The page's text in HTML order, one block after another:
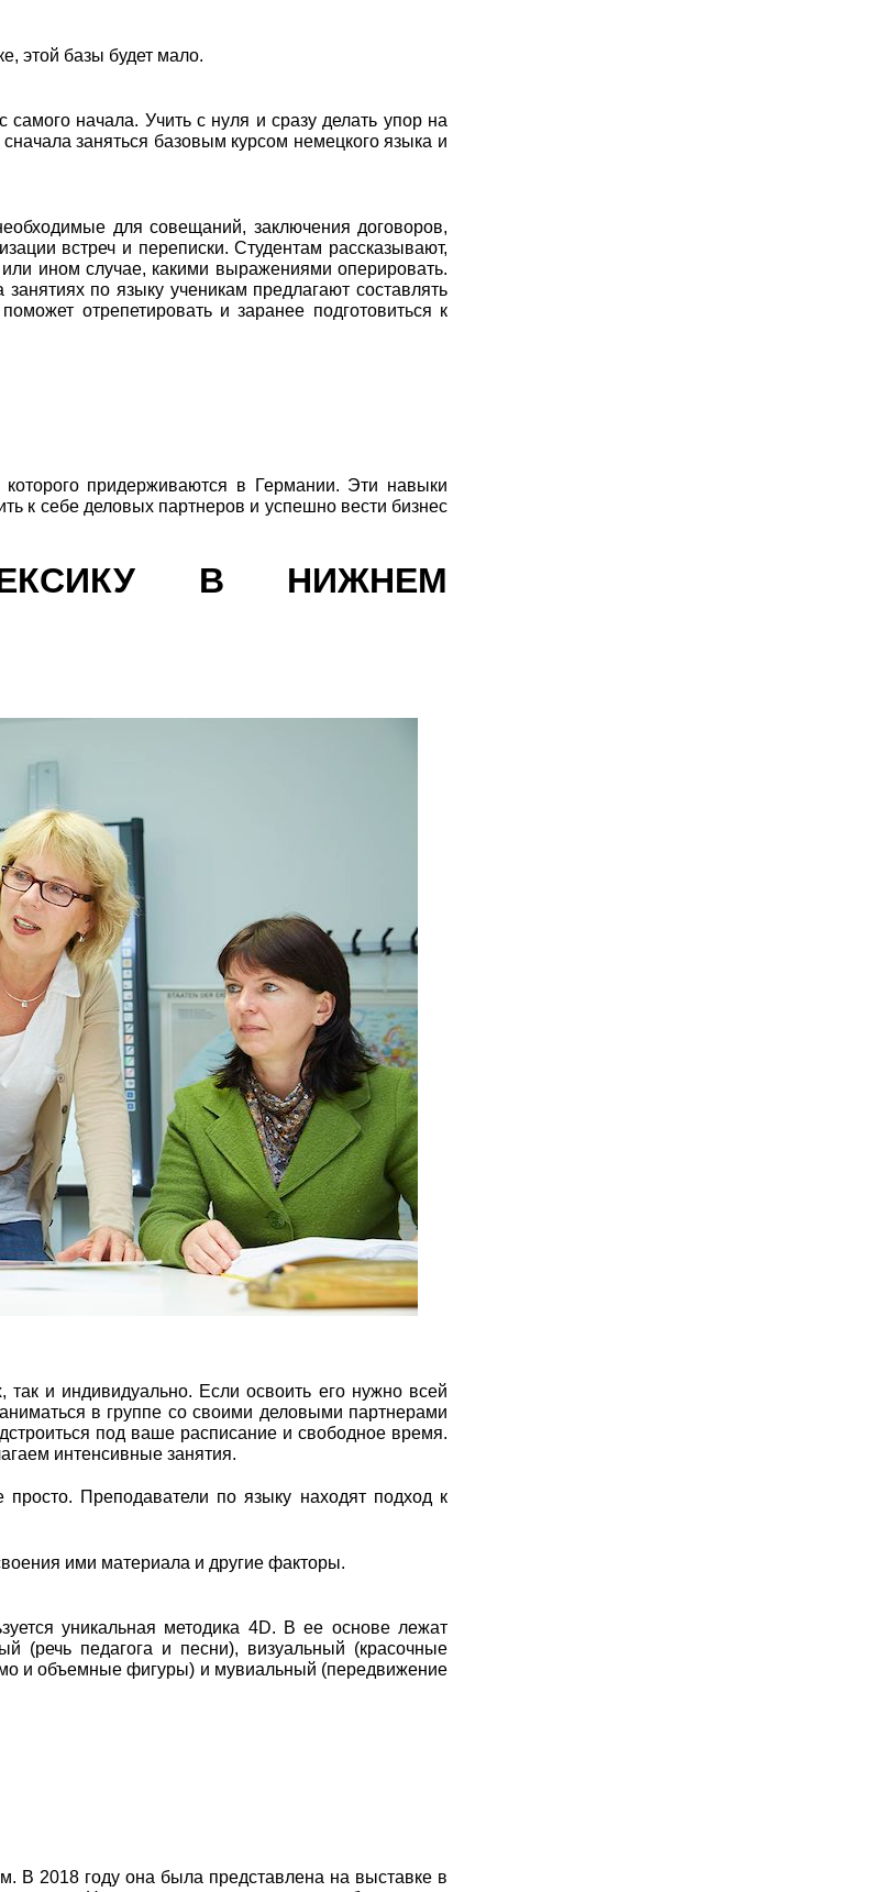
этой базы будет мало.
самого начала. Учить с нуля и сразу делать упор на
заняться базовым курсом немецкого языка и
для совещаний, заключения договоров,
встреч и переписки. Студентам рассказывают,
ином случае, какими выражениями оперировать.
по языку ученикам предлагают составлять
отрепетировать и заранее подготовиться к
придерживаются в Германии. Эти навыки
к себе деловых партнеров и успешно вести бизнес
В НИЖНЕМ
и индивидуально. Если освоить его нужно всей
в группе со своими деловыми партнерами
под ваше расписание и свободное время.
интенсивные занятия.
Преподаватели по языку находят подход к
ими материала и другие факторы.
уникальная методика 4D. В ее основе лежат
(речь педагога и песни), визуальный (красочные
и объемные фигуры) и мувиальный (передвижение
В 2018 году она была представлена на выставке в